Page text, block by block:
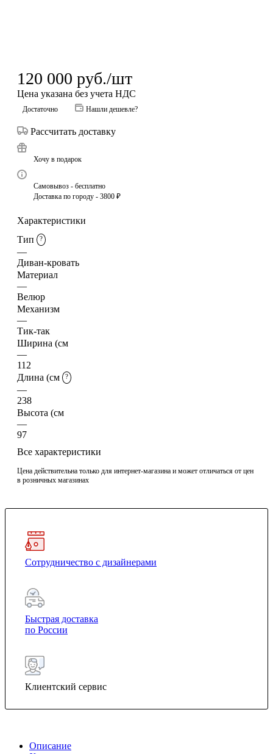
120 000 руб./шт
Цена указана без учета НДС
Достаточно Нашли дешевле?
Рассчитать доставку
Хочу в подарок
Самовывоз - бесплатно
Доставка по городу - 3800 ₽
Характеристики
Тип
?
—
Диван-кровать
Материал
—
Велюр
Механизм
—
Тик-так
Ширина (см
—
112
Длина (см
?
—
238
Высота (см
—
97
Все характеристики
Цена действительна только для интернет-магазина и может отличаться от цен
в розничных магазинах
Сотрудничество с дизайнерами
Быстрая доставка
по России
Клиентский сервис
Описание